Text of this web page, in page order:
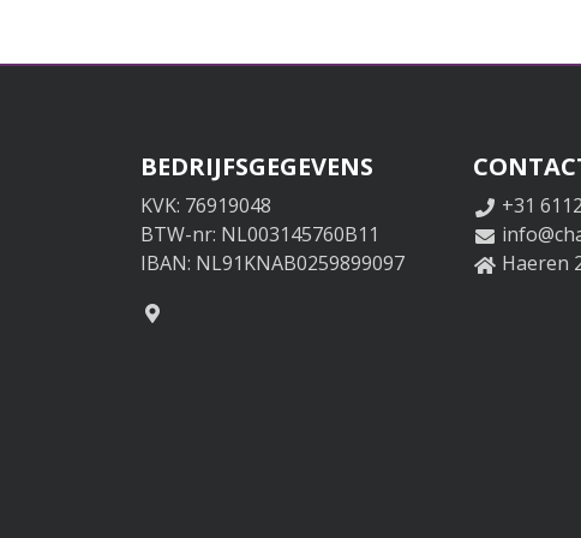
BEDRIJFSGEGEVENS
KVK: 76919048
BTW-nr: NL003145760B11
IBAN: NL91KNAB0259899097
+31
Haeren